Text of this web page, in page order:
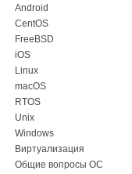
Android
CentOS
FreeBSD
iOS
Linux
macOS
RTOS
Unix
Windows
Виртуализация
Общие вопросы ОС